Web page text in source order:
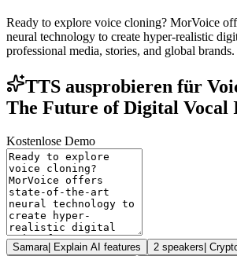
Ready to explore voice cloning? MorVoice
neural technology to create hyper-realistic
professional media, stories, and global brands.
TTS ausprobieren für
The Future of Digital Vocal
Kostenlose Demo
Samara| Explain AI features 2 speakers|